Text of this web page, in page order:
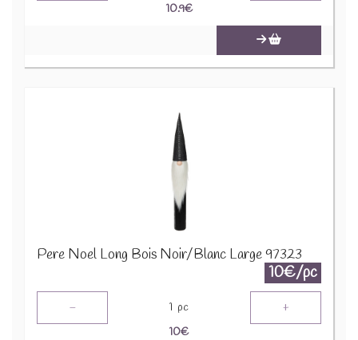
10.9€
Pere Noel Long Bois Noir/Blanc Large 97323
10€/pc
- 1 pc +
10€